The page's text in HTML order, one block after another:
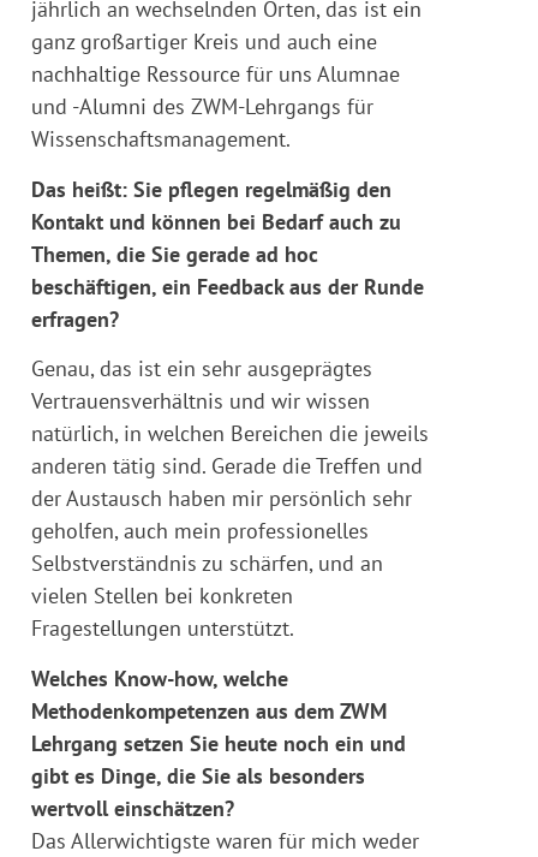
jährlich an wechselnden Orten, das ist ein
ganz großartiger Kreis und auch eine
nachhaltige Ressource für uns Alumnae
und -Alumni des ZWM-Lehrgangs für
Wissenschaftsmanagement.
Das heißt: Sie pflegen regelmäßig den
Kontakt und können bei Bedarf auch zu
Themen, die Sie gerade ad hoc
beschäftigen, ein Feedback aus der Runde
erfragen?
Genau, das ist ein sehr ausgeprägtes
Vertrauensverhältnis und wir wissen
natürlich, in welchen Bereichen die jeweils
anderen tätig sind. Gerade die Treffen und
der Austausch haben mir persönlich sehr
geholfen, auch mein professionelles
Selbstverständnis zu schärfen, und an
vielen Stellen bei konkreten
Fragestellungen unterstützt.
Welches Know-how, welche
Methodenkompetenzen aus dem ZWM
Lehrgang setzen Sie heute noch ein und
gibt es Dinge, die Sie als besonders
wertvoll einschätzen?
Das Allerwichtigste waren für mich weder